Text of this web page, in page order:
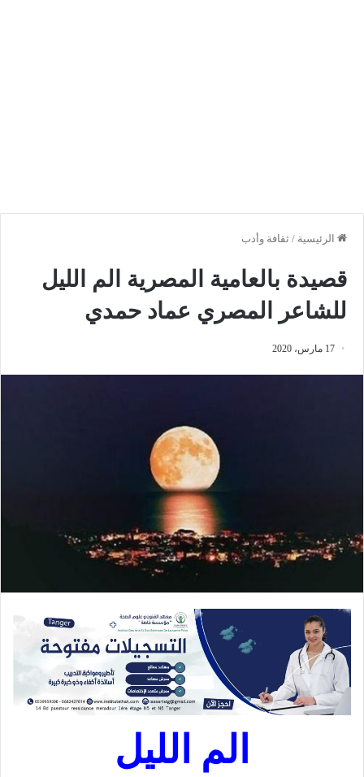
الرئيسية / ثقافة وأدب
قصيدة بالعامية المصرية الم الليل
للشاعر المصري عماد حمدي
17 مارس، 2020
الم الليل